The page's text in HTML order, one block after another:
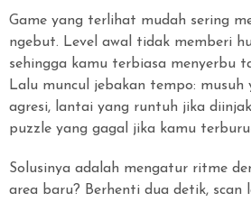
Game yang terlihat mudah sering
ngebut. Level awal tidak memberi
sehingga kamu terbiasa menyerbu
Lalu muncul jebakan tempo: musuh
agresi, lantai yang runtuh jika
puzzle yang gagal jika kamu
Solusinya adalah mengatur ritme
area baru? Berhenti dua detik, scan